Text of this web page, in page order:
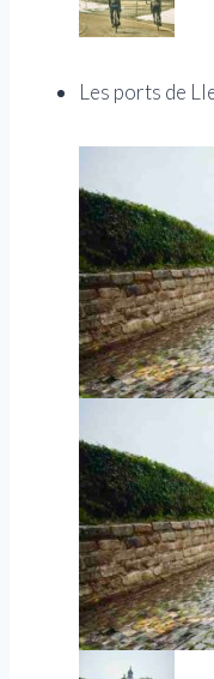
Les ports de